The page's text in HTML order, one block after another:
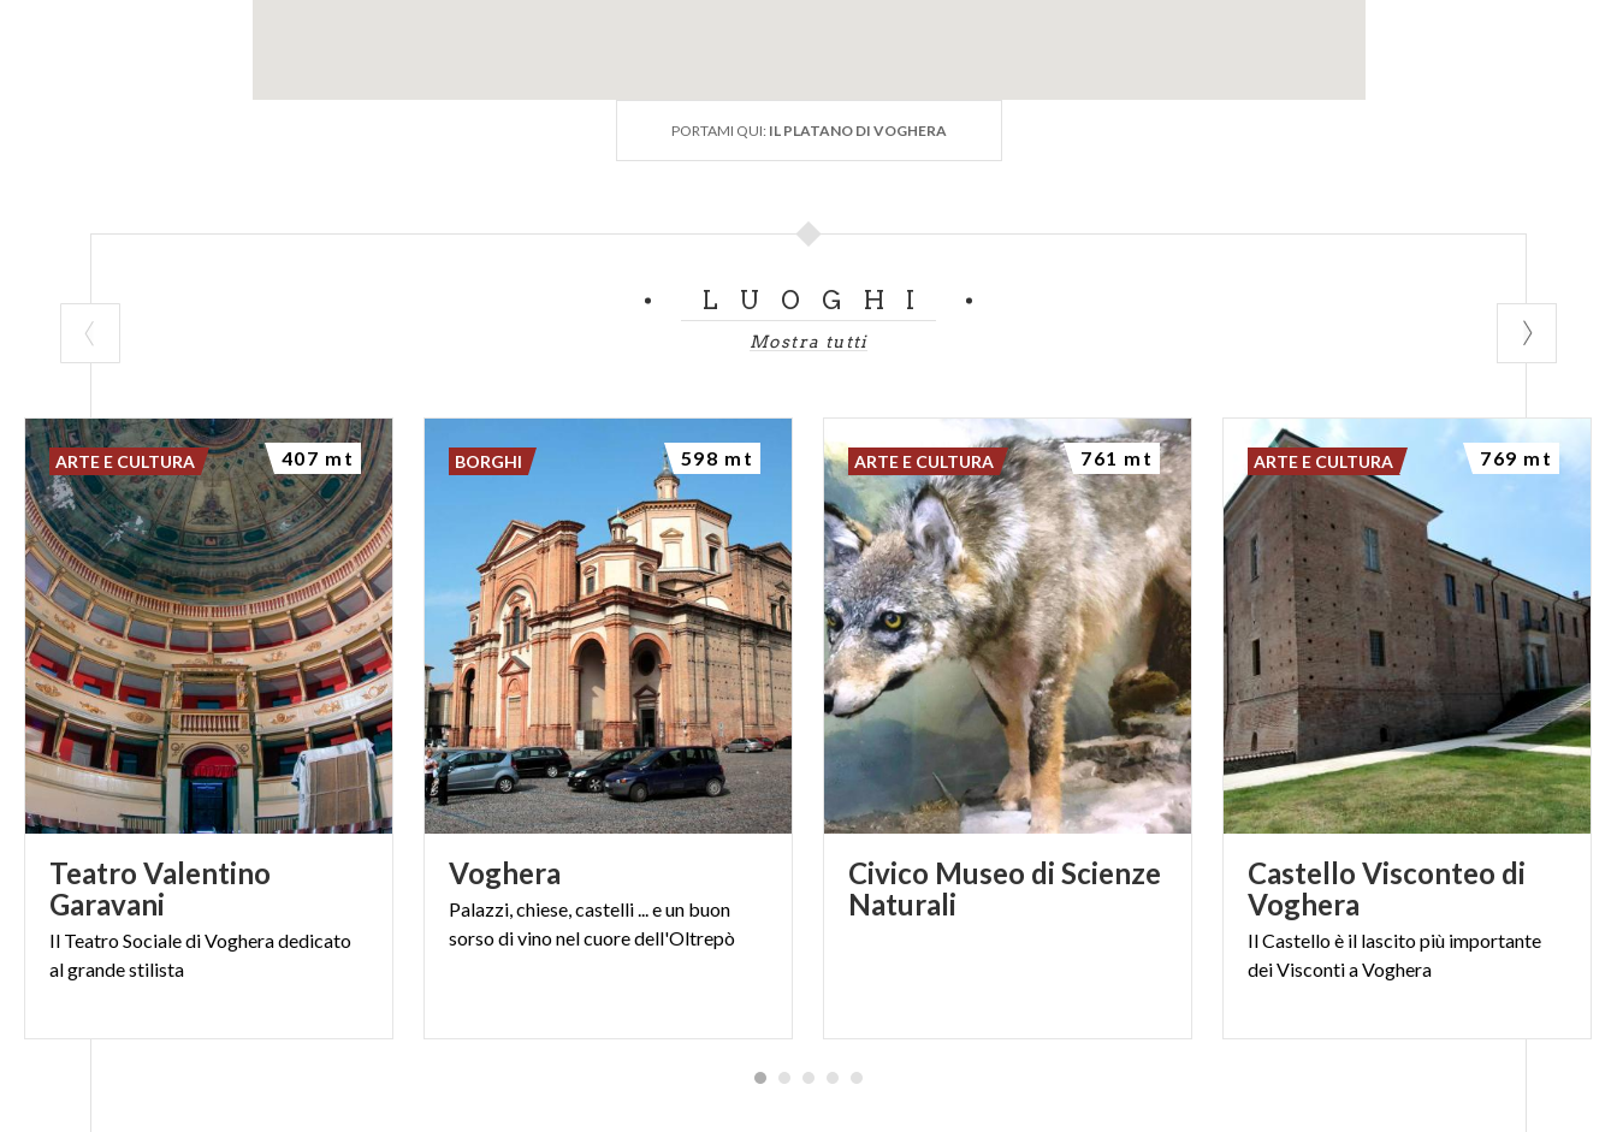
PORTAMI QUI: IL PLATANO DI VOGHERA
LUOGHI
Mostra tutti
Teatro Valentino
Garavani
Il TeatroSocialediVogheradedicato
algrandestilista
ARTE E CULTURA 407 mt
Voghera
Palazzi,chiese,castelli...eun buon
sorsodivinonelcuoredell'Oltrepò
BORGHI 598 mt
Civico Museo di Scienze
Naturali
ARTE E CULTURA 761 mt
Castello Visconteo di
Voghera
IlCastelloè il lascitopiù importante
deiViscontiaVoghera
ARTE E CULTURA 769 mt